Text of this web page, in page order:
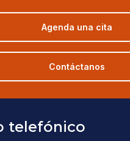
Agenda una cita
in
a
Contáctanos
telefónico